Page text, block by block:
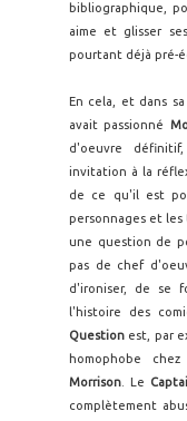
bibliographique,
aime et glisser
pourtant déjà pré-
En cela, et dans
avait passionné
d'oeuvre
invitation à la
de ce qu'il est
personnages et
une question de
pas de chef
d'ironiser, de se
l'histoire des
Question est, par
homophobe chez
Morrison . Le
complètement